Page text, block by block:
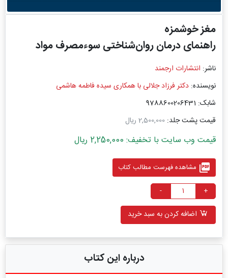
مغز خوشمزه
راهنمای درمان روان‌شناختی سوء‌مصرف مواد
ناشر: انتشارات ارجمند
نویسنده: دکتر فرزاد جلالی با همکاری سیده فاطمه هاشمی
شابک: 9788600206431
قیمت پشت جلد: 2,500,000 ریال
قیمت وب سایت با تخفیف: 2,250,000 ریال
picture_as_pdf مشاهده فهرست مطالب کتاب
+
-
اضافه کردن به سبد خرید
درباره این کتاب